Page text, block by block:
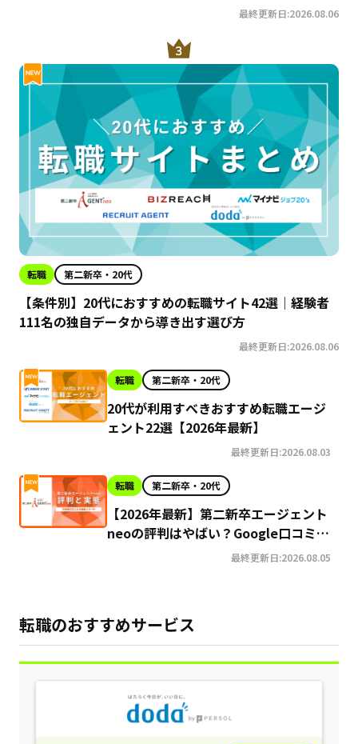
最終更新日:2026.08.06
転職 第二新卒・20代
【条件別】20代におすすめの転職サイト42選｜経験者
111名の独自データから導き出す選び方
最終更新日:2026.08.06
転職 第二新卒・20代
20代が利用すべきおすすめ転職エージ
ェント22選【2026年最新】
最終更新日:2026.08.03
転職 第二新卒・20代
【2026年最新】第二新卒エージェント
neoの評判はやばい？Google口コミ高
評価の真実と利用の注意点を徹底解説
最終更新日:2026.08.05
転職のおすすめサービス